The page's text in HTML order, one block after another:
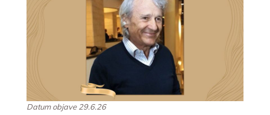
Datum objave 29.6.26